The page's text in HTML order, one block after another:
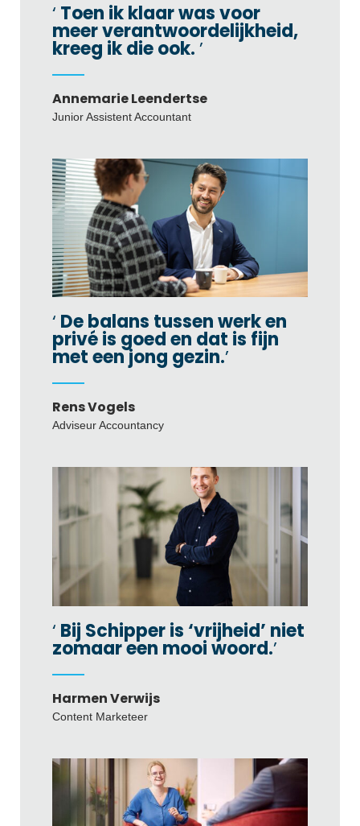
Toen ik klaar was voor
meer verantwoordelijkheid,
kreeg ik die ook.
Annemarie Leendertse
Junior Assistent Accountant
De balans tussen werk en
privé is goed en dat is fijn
met een jong gezin.
Rens Vogels
Adviseur Accountancy
Bij Schipper is ‘vrijheid’ niet
zomaar een mooi woord.
Harmen Verwijs
Content Marketeer